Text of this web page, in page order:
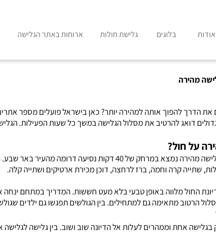
אודות בלוגים גלישת חולות ארוחות באתר הגלישה
מהירה
את הדרך להפוך אותה למהירה יותר? כאן בישראל פועלים מספר
דואג להרטיב את מסלול הגלישה במשך כל שעות הפעילות.
על חול?
שתייה קרה וחמה, ברז לרחצה, דוכן מכירת ארטיקים ושתייה קלה.
החול מלווה באופן טבעי בלא מעט חששות. המדריך במתחם
הרטוב מתאימה גם למתחילים. בין הגולשים תפגשו גם ילדים
אחת וממהרים לעלות אל הדיונה שוב ושוב. בין גלישה